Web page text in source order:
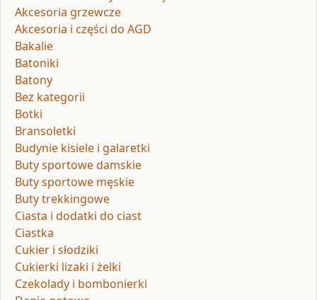
Akcesoria grzewcze
Akcesoria i części do AGD
Bakalie
Batoniki
Batony
Bez kategorii
Botki
Bransoletki
Budynie kisiele i galaretki
Buty sportowe damskie
Buty sportowe męskie
Buty trekkingowe
Ciasta i dodatki do ciast
Ciastka
Cukier i słodziki
Cukierki lizaki i żelki
Czekolady i bombonierki